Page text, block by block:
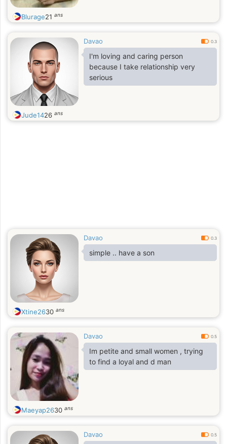
Blurage21 ans
Davao 0.3
I'm loving and caring person
because I take relationship very
serious
Jude1426 ans
Davao 0.3
simple .. have a son
Xtine2630 ans
Davao 0.5
Im petite and small women , trying
to find a loyal and d man
Maeyap2630 ans
Davao 0.5